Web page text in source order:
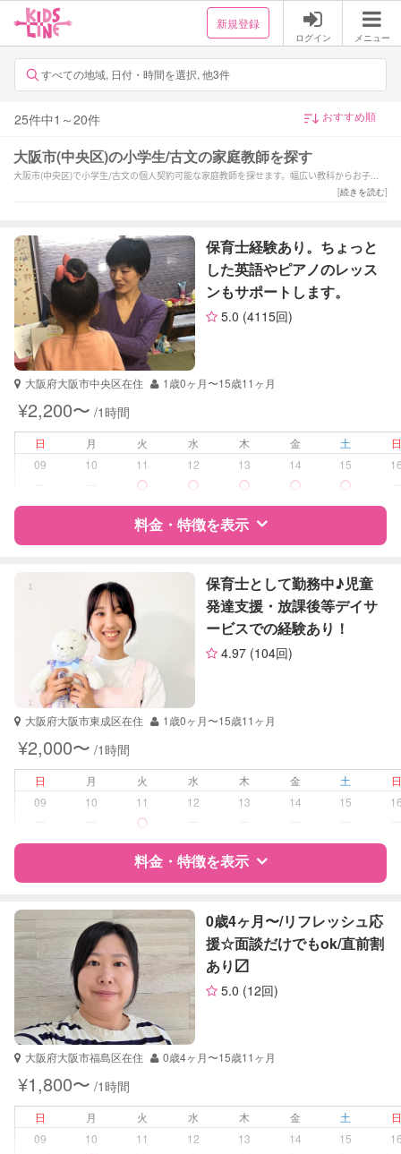
新規登録
ログイン メニュー
すべての地域, 日付・時間を選択, 他3件
25件中1 ～20件
大阪市(中央区)の小学生/古文の家庭教師を探す
大阪市(中央区)で小学生/古文の個人契約可能な家庭教師を探せます。幅広い教科からお子様
[続きを読む]
保育士経験あり。ちょっと
した英語やピアノのレッス
ンもサポートします。
5.0 (4115回)
大阪府大阪市中央区在住 1歳0ヶ月〜15歳11ヶ月
¥2,200〜 /1時間
日 月 火 水 木 金 土
09
10 11 12 13 14 15
料金・特徴を表示
料金 レビュー
サポートの特徴
資格
自治体届出済ベビーシッター
保育士
受験対策
学校/塾の補習・宿題
小学生
英語
保育士として勤務中♪児童
発達支援・放課後等デイサ
ービスでの経験あり！
4.97 (104回)
大阪府大阪市東成区在住 1歳0ヶ月〜15歳11ヶ月
¥2,000〜 /1時間
日 月 火 水 木 金 土
09
10 11 12 13 14 15
料金・特徴を表示
特徴 料金 レビュー
サポートの特徴
資格
企業型割引対象(旧内閣府補助対象)
自治体届出済ベビーシッター
保育士
幼稚園教諭
受験対策 なし
0歳4ヶ月〜/リフレッシュ応
援☆面談だけでもok/直前割
あり〼
5.0 (12回)
大阪府大阪市福島区在住 0歳4ヶ月〜15歳11ヶ月
¥1,800〜 /1時間
日 月 火 水 木 金 土
09
10 11 12 13 14 15